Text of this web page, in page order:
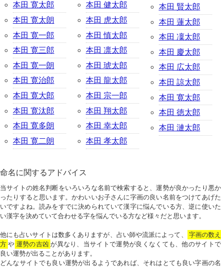
本田 寛太郎
本田 寛太朗
本田 寛一郎
本田 寛三郎
本田 寛一朗
本田 寛治郎
本田 寛大郎
本田 寛汰郎
本田 寛多朗
本田 寛二朗
本田 健太郎
本田 虎太郎
本田 慎太郎
本田 凛太郎
本田 琥太郎
本田 龍太郎
本田 宗一郎
本田 翔太郎
本田 幸太郎
本田 孝太郎
本田 賢太郎
本田 蓮太郎
本田 凜太郎
本田 慶太郎
本田 広太郎
本田 諒太郎
本田 寛太郎
本田 徳太郎
本田 漣太郎
命名に関するアドバイス
当サイトの姓名判断をいろいろな名前で検索すると、運勢が良かったり悪か
ったりすると思います。かわいいお子さんに字画の良い名前をつけてあげた
いですよね。読みをすでに決められていて漢字に悩んでいる方、逆に使いた
い漢字を決めていて合わせる字を悩んでいる方など様々だと思います。
他にも占いサイトは数多くありますが、占い師や流派によって、
字画の数え
方 や 運勢の吉凶 が異なり、当サイトで運勢が良くなくても、他のサイトで
良い運勢が出ることがあります。
どんなサイトでも良い運勢が出るようであれば、それはとても良い字画の名